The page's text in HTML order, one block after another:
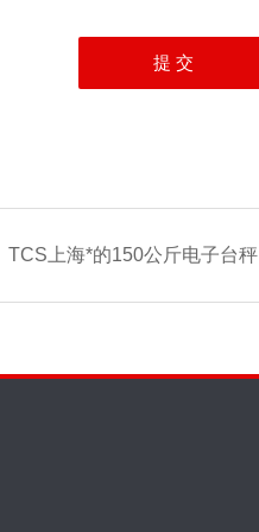
TCS上海*的150公斤电子台秤